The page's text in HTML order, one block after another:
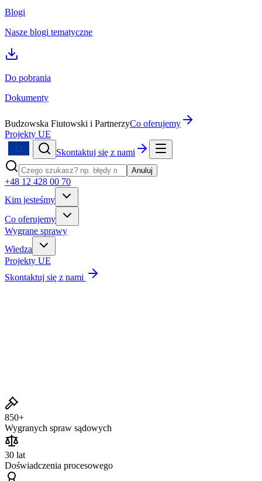
Blogi
Nasze blogi tematyczne
Do pobrania
Dokumenty
Budzowska Fiutowski i PartnerzyCo oferujemy
Projekty UE
Skontaktuj się z nami
Anuluj
+48 12 428 00 70
Kim jesteśmy
Co oferujemy
Wygrane sprawy
Wiedza
Projekty UE
Skontaktuj się z nami
850+
Wygranych spraw sądowych
30 lat
Doświadczenia procesowego